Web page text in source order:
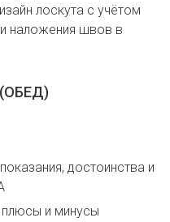
лоскута с учётом
наложения швов в
достоинства и
плюсы и минусы